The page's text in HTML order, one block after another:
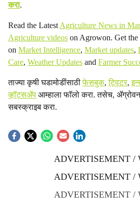
करा.
Read the Latest Agriculture News in
Agriculture videos on Agrowon. Get the
on Market Intelligence, Market updates,
Care, Weather Updates and Farmer
ताज्या कृषी घडामोडींसाठीफेसबुक,ट्विटर,
व्हॉट्सॲप आम्हाला फॉलो करा. तसेच,
सबस्क्राइब करा.
ADVERTISEMENT /
ADVERTISEMENT /
ADVERTISEMENT /